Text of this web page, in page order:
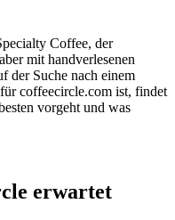
Coffee, der
mit handverlesenen
der Suche nach einem
coffeecircle.com ist, findet
vorgeht und was
erwartet